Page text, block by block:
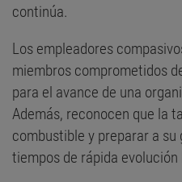
continúa.
Los empleadores
miembros comprometidos
para el avance de una
Además, reconocen que la
combustible y preparar a
tiempos de rápida